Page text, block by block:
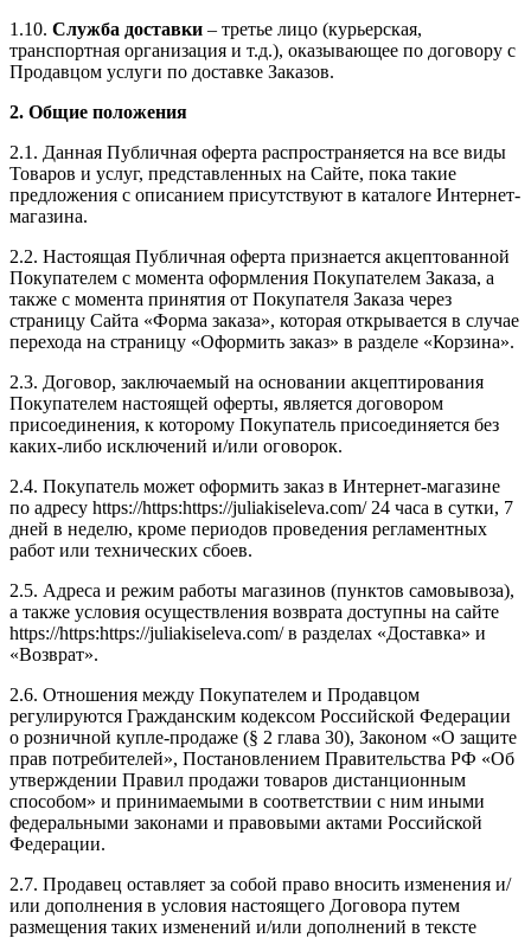
1.10. Служба доставки – третье лицо (курьерская,
транспортная организация и т.д.), оказывающее по договору с
Продавцом услуги по доставке Заказов.
2. Общие положения
2.1. Данная Публичная оферта распространяется на все виды
Товаров и услуг, представленных на Сайте, пока такие
предложения с описанием присутствуют в каталоге Интернет-
магазина.
2.2. Настоящая Публичная оферта признается акцептованной
Покупателем с момента оформления Покупателем Заказа, а
также с момента принятия от Покупателя Заказа через
страницу Сайта «Форма заказа», которая открывается в случае
перехода на страницу «Оформить заказ» в разделе «Корзина».
2.3. Договор, заключаемый на основании акцептирования
Покупателем настоящей оферты, является договором
присоединения, к которому Покупатель присоединяется без
каких-либо исключений и/или оговорок.
2.4. Покупатель может оформить заказ в Интернет-магазине
по адресу https://https:https://juliakiseleva.com/ 24 часа в сутки, 7
дней в неделю, кроме периодов проведения регламентных
работ или технических сбоев.
2.5. Адреса и режим работы магазинов (пунктов самовывоза),
а также условия осуществления возврата доступны на сайте
https://https:https://juliakiseleva.com/ в разделах «Доставка» и
«Возврат».
2.6. Отношения между Покупателем и Продавцом
регулируются Гражданским кодексом Российской Федерации
о розничной купле-продаже (§ 2 глава 30), Законом «О защите
прав потребителей», Постановлением Правительства РФ «Об
утверждении Правил продажи товаров дистанционным
способом» и принимаемыми в соответствии с ним иными
федеральными законами и правовыми актами Российской
Федерации.
2.7. Продавец оставляет за собой право вносить изменения и/
или дополнения в условия настоящего Договора путем
размещения таких изменений и/или дополнений в тексте